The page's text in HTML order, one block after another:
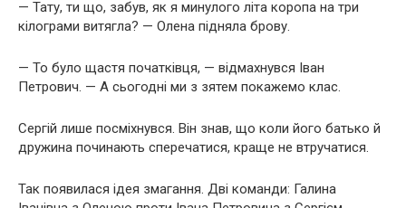
— Тату, ти що, забув, як я минулого літа коропа на три
кілограми витягла? — Олена підняла брову.
— То було щастя початківця, — відмахнувся Іван
Петрович. — А сьогодні ми з зятем покажемо клас.
Сергій лише посміхнувся. Він знав, що коли його батько й
дружина починають сперечатися, краще не втручатися.
Так появилася ідея змагання. Дві команди: Галина